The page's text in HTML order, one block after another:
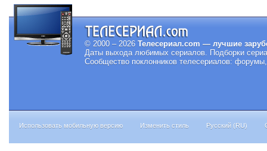
© 2000 – 2026 Телесериал.com — лучшие
Даты выхода любимых сериалов. Подборки
Сообщество поклонников телесериалов:
Использовать мобильную версию Изменить стиль Русский (RU)